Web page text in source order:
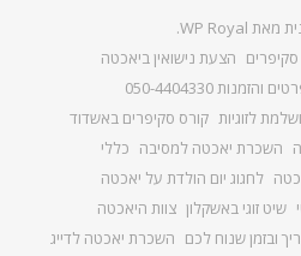
WP Royal
.
הצעת נישואין ביאכטה
050-4404330
לזוגיות קורס סקיפרים באשדוד
השכרת יאכטה למסיבה כללי
לחגוג יום הולדת על יאכטה
שיט זוגי באשקלון צוות היאכטה
ובזמן שנוח לכם השכרת יאכטה לדייג